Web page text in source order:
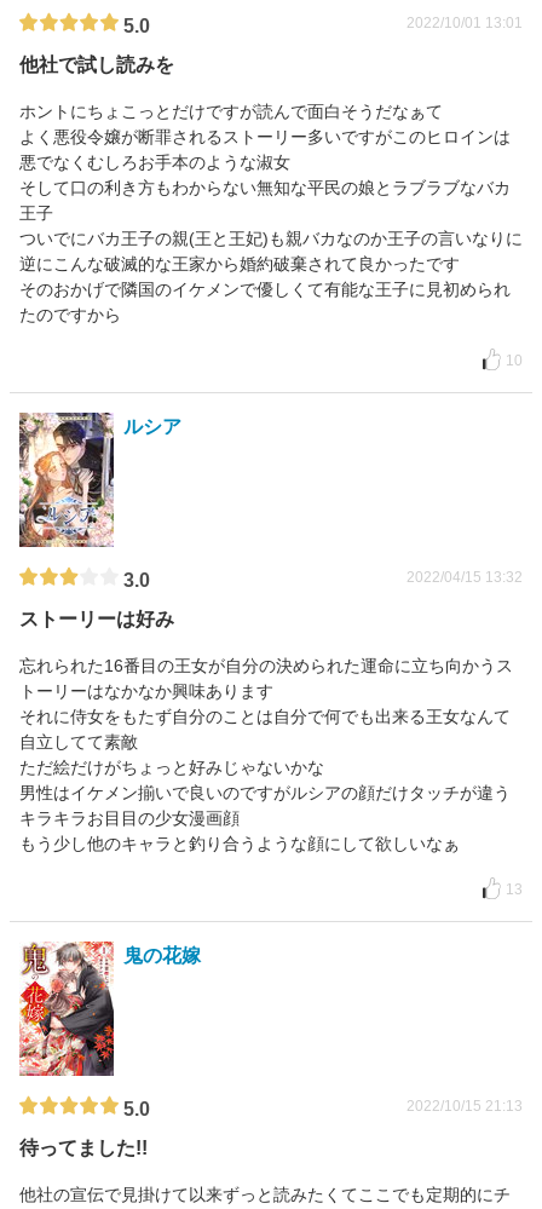
5.0 2022/10/01 13:01
他社で試し読みを
ホントにちょこっとだけですが読んで面白そうだなぁて
よく悪役令嬢が断罪されるストーリー多いですがこのヒロインは
悪でなくむしろお手本のような淑女
そして口の利き方もわからない無知な平民の娘とラブラブなバカ
王子
ついでにバカ王子の親(王と王妃)も親バカなのか王子の言いなりに
逆にこんな破滅的な王家から婚約破棄されて良かったです
そのおかげで隣国のイケメンで優しくて有能な王子に見初められ
たのですから
10
ルシア
3.0 2022/04/15 13:32
ストーリーは好み
忘れられた16番目の王女が自分の決められた運命に立ち向かうス
トーリーはなかなか興味あります
それに侍女をもたず自分のことは自分で何でも出来る王女なんて
自立してて素敵
ただ絵だけがちょっと好みじゃないかな
男性はイケメン揃いで良いのですがルシアの顔だけタッチが違う
キラキラお目目の少女漫画顔
もう少し他のキャラと釣り合うような顔にして欲しいなぁ
13
鬼の花嫁
5.0 2022/10/15 21:13
待ってました!!
他社の宣伝で見掛けて以来ずっと読みたくてここでも定期的にチ